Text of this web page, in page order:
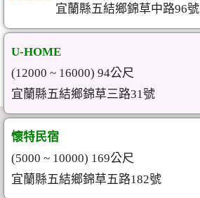
宜蘭縣五結鄉錦草中路96號
U-HOME
(12000 ~ 16000) 94公尺
宜蘭縣五結鄉錦草三路31號
懷特民宿
(5000 ~ 10000) 169公尺
宜蘭縣五結鄉錦草五路182號